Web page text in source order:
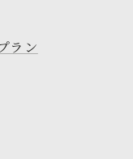
ラン